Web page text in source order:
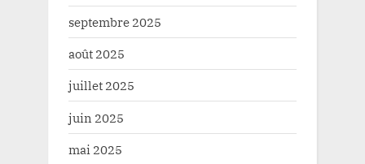
septembre 2025
août 2025
juillet 2025
juin 2025
mai 2025